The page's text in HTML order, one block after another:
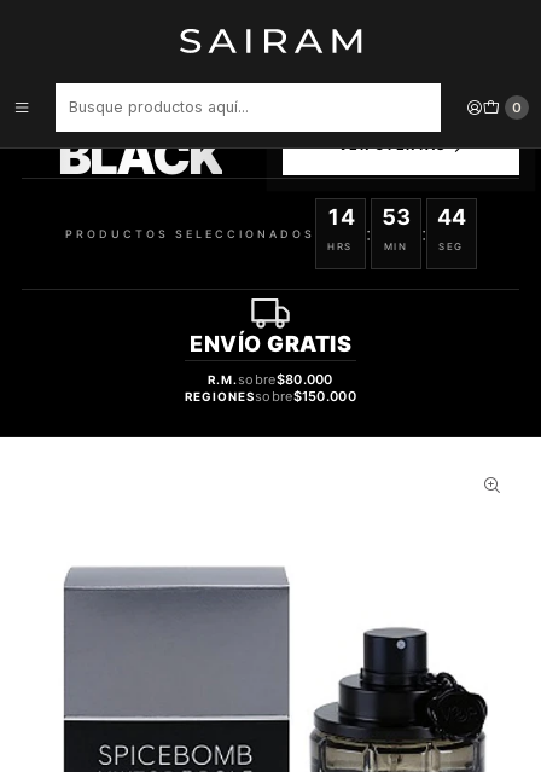
0
PERFUME SPICEBOMB VARON EDT 90 ML
BLACK
SELECCIONADOS
PRODUCTOS SELECCIONADOS
14
HRS
:
53
MIN
:
43
SEG
ENVÍO GRATIS
R.M.sobre$80.000
REGIONESsobre$150.000